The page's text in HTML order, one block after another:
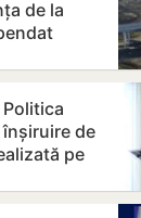
de la
înșiruire de
pe